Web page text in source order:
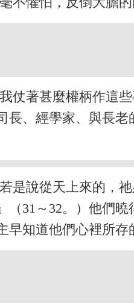
仗著甚麼權柄作這
、經學家、與長
是說從天上來的，
31～32。）他們
知道他們心裡所存